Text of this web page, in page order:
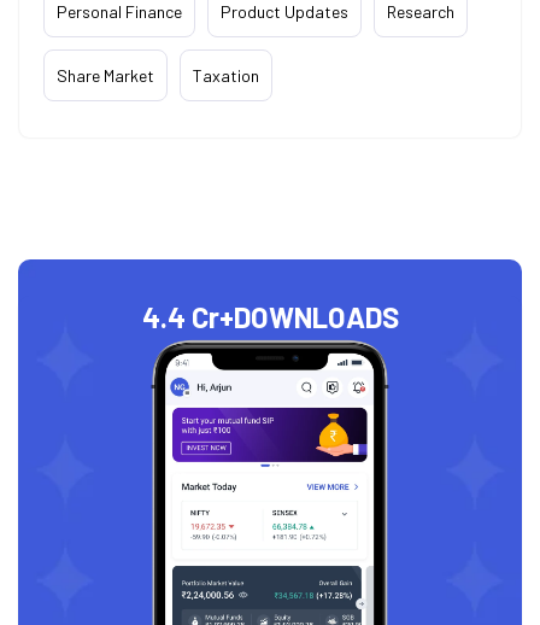
Personal Finance Product Updates Research
Share Market Taxation
4.4 Cr+DOWNLOADS